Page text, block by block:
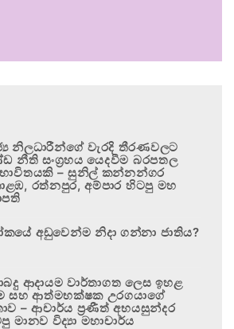
නිලධාරීන්ගේ වැරදි තීරණවලට
නීති සංග්‍රහය යෙදවීම බරපතල
– සුනිල් කන්නන්ගර
රත්නපුර, අම්පාර හිටපු මහ
අඩුවෙන්ම නිදා ගන්නා ජාතිය?
ආදායම වාර්තාගත ලෙස ඉහළ
සහ ආත්මභක්ෂක උරගයාගේ
– ආචාර්ය ප්‍රණීත් අභයසුන්දර
මානව විද්‍යා මහාචාර්ය